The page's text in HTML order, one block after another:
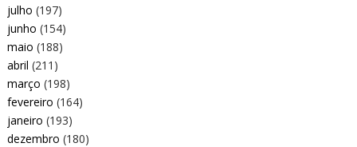
julho (197)
junho (154)
maio (188)
abril (211)
março (198)
fevereiro (164)
janeiro (193)
dezembro (180)